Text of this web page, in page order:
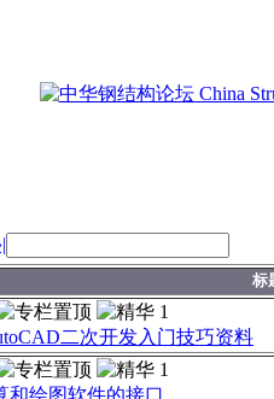
标
二次开发入门技巧资料
和绘图软件的接口